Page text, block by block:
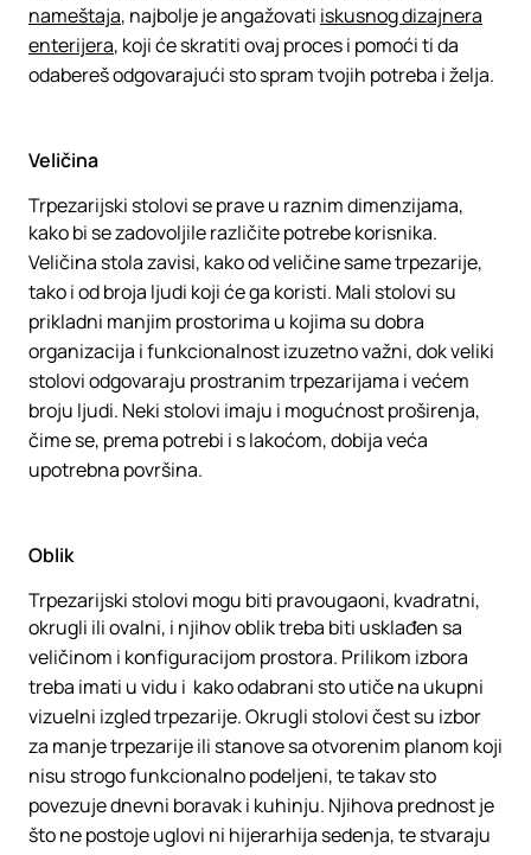
nameštaja, najbolje je angažovati iskusnog dizajnera
enterijera, koji će skratiti ovaj proces i pomoći ti da
odabereš odgovarajući sto spram tvojih potreba i želja.
Veličina
Trpezarijski stolovi se prave u raznim dimenzijama,
kako bi se zadovoljile različite potrebe korisnika.
Veličina stola zavisi, kako od veličine same trpezarije,
tako i od broja ljudi koji će ga koristi. Mali stolovi su
prikladni manjim prostorima u kojima su dobra
organizacija i funkcionalnost izuzetno važni, dok veliki
stolovi odgovaraju prostranim trpezarijama i većem
broju ljudi. Neki stolovi imaju i mogućnost proširenja,
čime se, prema potrebi i s lakoćom, dobija veća
upotrebna površina.
Oblik
Trpezarijski stolovi mogu biti pravougaoni, kvadratni,
okrugli ili ovalni, i njihov oblik treba biti usklađen sa
veličinom i konfiguracijom prostora. Prilikom izbora
treba imati u vidu i kako odabrani sto utiče na ukupni
vizuelni izgled trpezarije. Okrugli stolovi čest su izbor
za manje trpezarije ili stanove sa otvorenim planom koji
nisu strogo funkcionalno podeljeni, te takav sto
povezuje dnevni boravak i kuhinju. Njihova prednost je
što ne postoje uglovi ni hijerarhija sedenja, te stvaraju